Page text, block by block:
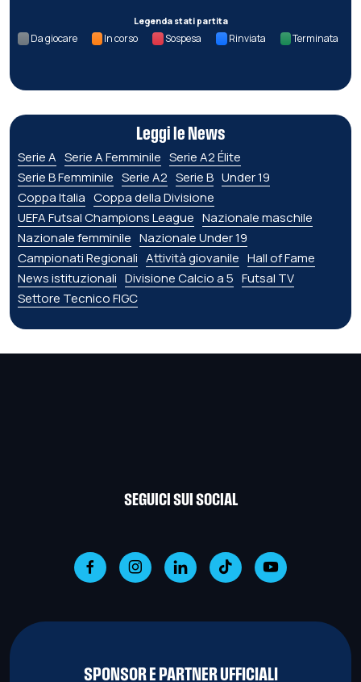
Legenda stati partita
Da giocare In corso Sospesa Rinviata Terminata
Leggi le News
Serie A Serie A Femminile Serie A2 Élite
Serie B Femminile Serie A2 Serie B Under 19
Coppa Italia Coppa della Divisione
UEFA Futsal Champions League Nazionale maschile
Nazionale femminile Nazionale Under 19
Campionati Regionali Attività giovanile Hall of Fame
News istituzionali Divisione Calcio a 5 Futsal TV
Settore Tecnico FIGC
SEGUICI SUI SOCIAL
SPONSOR E PARTNER UFFICIALI